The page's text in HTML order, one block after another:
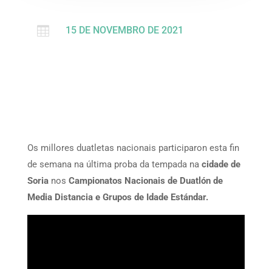
 15 DE NOVEMBRO DE 2021
Os millores duatletas nacionais participaron esta fin
de semana na última proba da tempada na cidade de
Sorianos Campionatos Nacionais de Duatlón de
Media Distancia e Grupos de Idade Estándar.